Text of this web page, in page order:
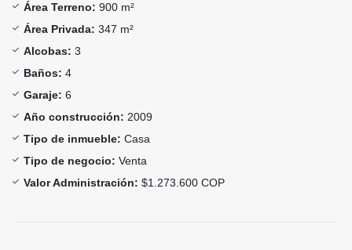
Área Terreno: 900 m²
Área Privada: 347 m²
Alcobas: 3
Baños: 4
Garaje: 6
Año construcción: 2009
Tipo de inmueble: Casa
Tipo de negocio: Venta
Valor Administración: $1.273.600 COP